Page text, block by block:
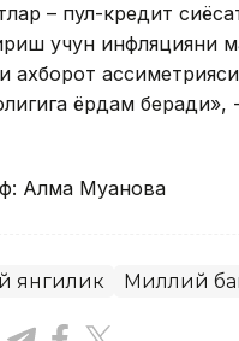
– пул-кредит
учун инфляцияни
ахборот
ёрдам
Алма Муқанова
янгилик Миллий